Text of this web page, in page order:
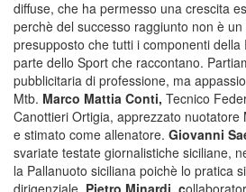
diffuse, che ha permesso una crescita
perchè del successo raggiunto non è
presupposto che tutti i componenti della
parte dello Sport che raccontano.
pubblicitaria di professione, ma
Mtb. Marco Mattia Conti, Tecnico
Canottieri Ortigia, apprezzato nuotatore
e stimato come allenatore. Giovanni
svariate testate giornalistiche siciliane,
la Pallanuoto siciliana poichè lo pratica
dirigenziale. Pietro Minardi, c